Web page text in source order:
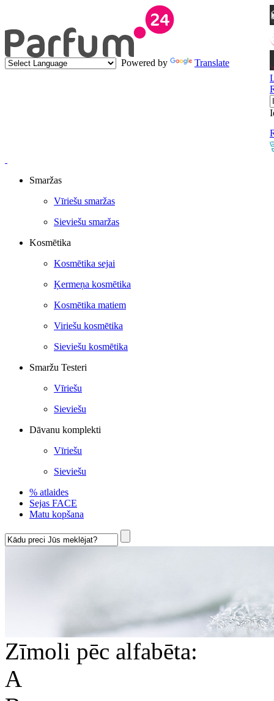
Powered by
Translate
Smaržas
Vīriešu smaržas
Sieviešu smaržas
Kosmētika
Kosmētika sejai
Ķermeņa kosmētika
Kosmētika matiem
Viriešu kosmētika
Sieviešu kosmētika
Smaržu Testeri
Vīriešu
Sieviešu
Dāvanu komplekti
Vīriešu
Sieviešu
% atlaides
Sejas FACE
Matu kopšana
Zīmoli pēc alfabēta:
A